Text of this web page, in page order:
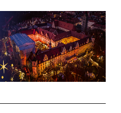
- Anzeige -